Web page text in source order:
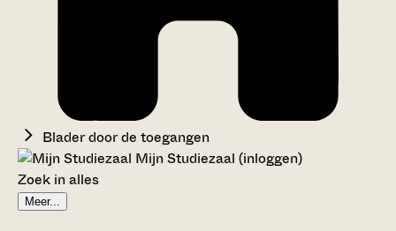
Blader door de toegangen
Mijn Studiezaal (inloggen)
Zoek in alles
Meer...